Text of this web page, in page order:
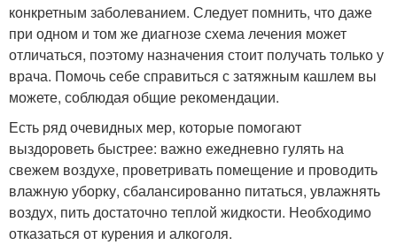
конкретным заболеванием. Следует помнить, что даже
при одном и том же диагнозе схема лечения может
отличаться, поэтому назначения стоит получать только у
врача. Помочь себе справиться с затяжным кашлем вы
можете, соблюдая общие рекомендации.
Есть ряд очевидных мер, которые помогают
выздороветь быстрее: важно ежедневно гулять на
свежем воздухе, проветривать помещение и проводить
влажную уборку, сбалансированно питаться, увлажнять
воздух, пить достаточно теплой жидкости. Необходимо
отказаться от курения и алкоголя.